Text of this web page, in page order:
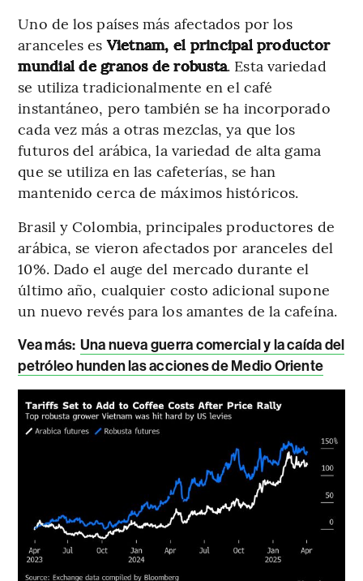
Uno de los países más afectados por los
aranceles esVietnam, el principal productor
mundial de granos de robusta. Esta variedad
se utiliza tradicionalmente en el café
instantáneo, pero también se ha incorporado
cada vez más a otras mezclas, ya que los
futuros del arábica, la variedad de alta gama
que se utiliza en las cafeterías, se han
mantenido cerca de máximos históricos.
Brasil y Colombia, principales productores de
arábica, se vieron afectados por aranceles del
10%. Dado el auge del mercado durante el
último año, cualquier costo adicional supone
un nuevo revés para los amantes de la cafeína.
Vea más: Una nueva guerra comercial y la caída del
petróleo hunden las acciones de Medio Oriente